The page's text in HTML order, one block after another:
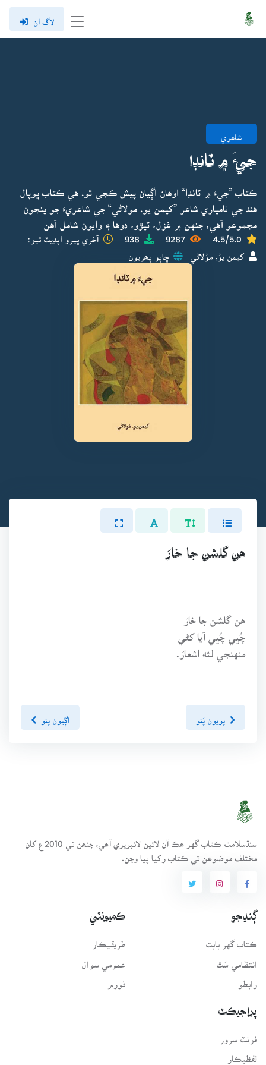
لاگ ان
شاعري
جيءَ ۾ ٽانڊا
ڪتاب ”جيءَ ۾ ٽانڊا“ اوهان اڳيان پيش ڪجي ٿو. هي ڪتاب ڀوپال
هند جي نامياري شاعر ”کيمن يو. مولاڻي“ جي شاعريءَ جو پنجون
مجموعو آهي، جنهن ۾ غزل، ٽيڙو، دوها ۽ وايون شامل آهن
4.5/5.0
9287
938 آخري ڀيرو اپڊيٽ ٿيو:
کيمن يوُ، موُلاڻي ڇاپو پھريون
هن گلشن جا خارَ
هن گلشن جا خارَ
چُڀي چُڀي آيا کڻي
منهنجي لئه اشعارَ.
پويون پَنو اڳيون پنو
سنڌسلامت ڪتاب گهر ھڪ آن لائين لائبريري آھي، جنھن تي 2010ع کان
مختلف موضوعن تي ڪتاب رکيا پيا وڃن.
ڳنڍجو
ڪتاب گهر بابت
انتظامي سَٿ
رابطو
ڪميونٽي
طريقيڪار
عمومي سوال
فورم
پراجيڪٽ
لفظيڪار